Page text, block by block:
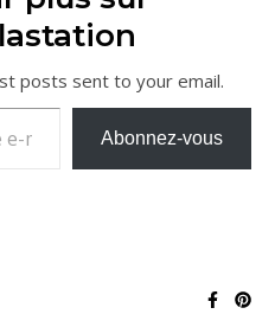
posts sent to your email.
Abonnez-vous